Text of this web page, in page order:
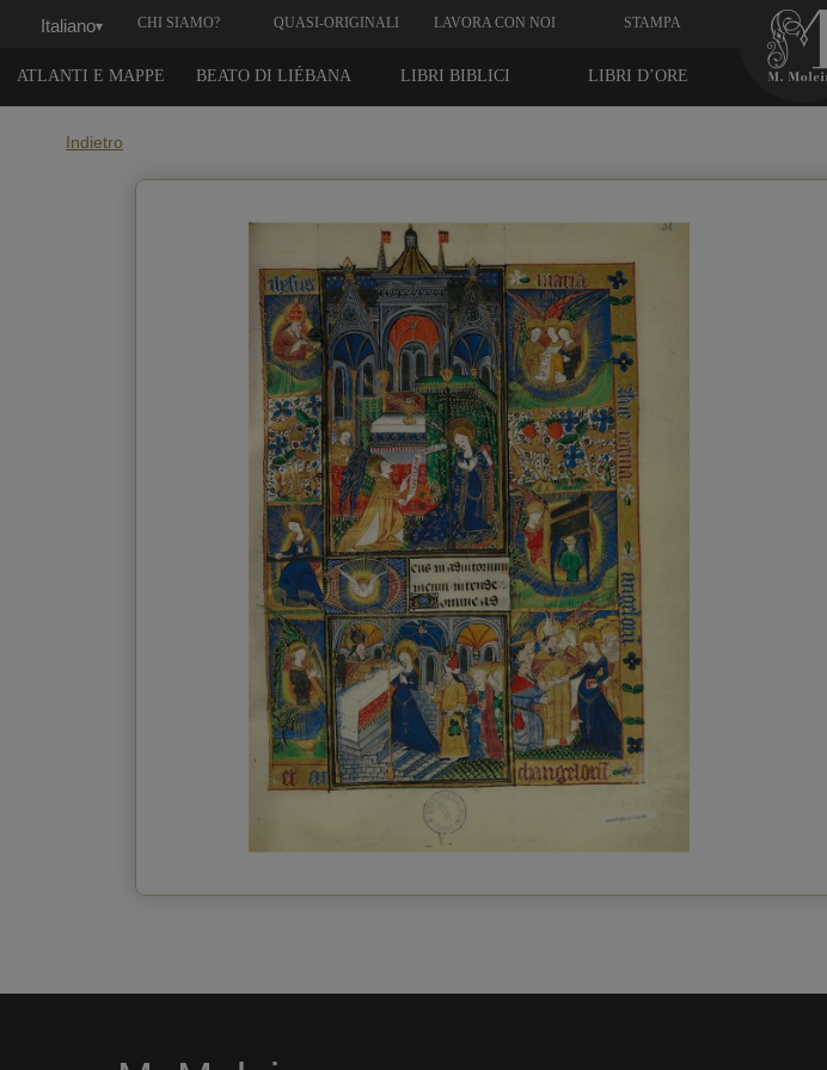
Italiano▾ CHI SIAMO? QUASI-ORIGINALI LAVORA CON NOI STAMPA
ATLANTI E MAPPE BEATO DI LIÉBANA LIBRI BIBLICI LIBRI D’ORE
Indietro
Quando vuoi che lo riceva?